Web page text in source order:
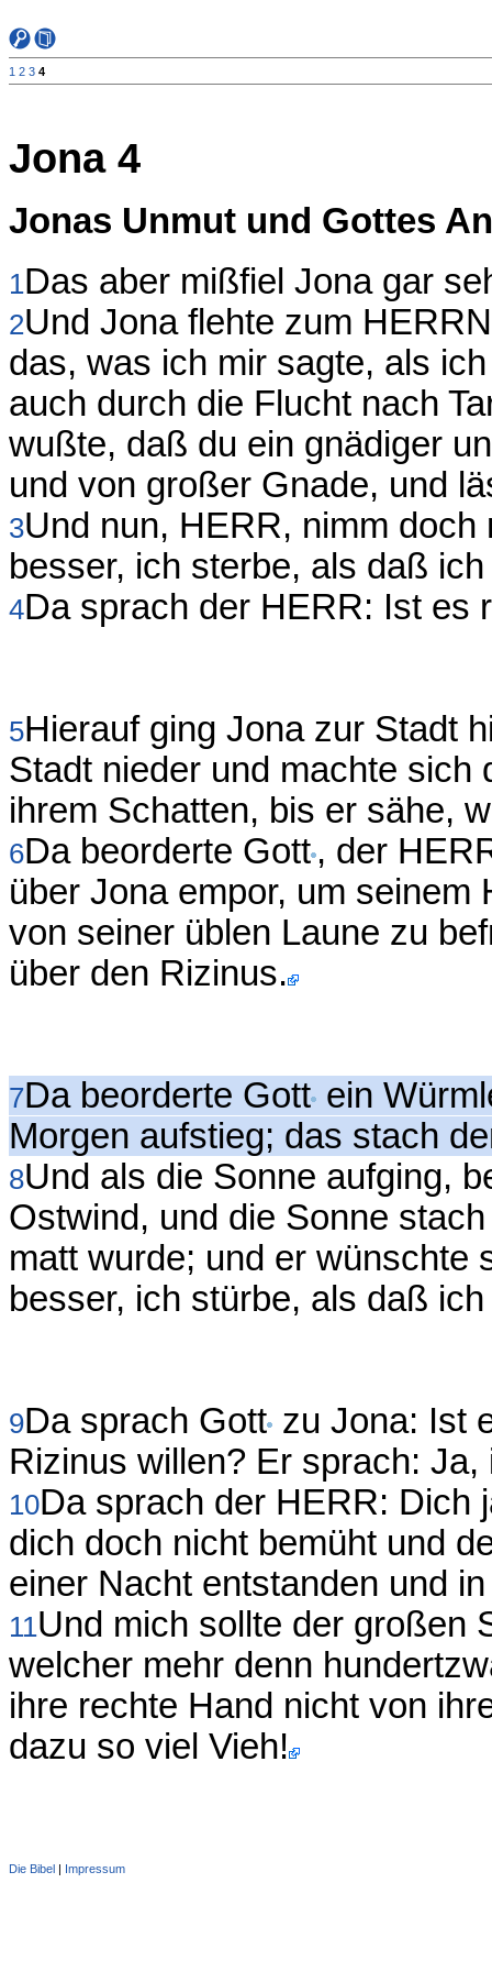
1 2 3 4
Jona 4
Jonas Unmut und Gottes
1Das aber mißfiel Jona gar
2Und Jona flehte zum
das, was ich mir sagte, als
auch durch die Flucht nach
wußte, daß du ein gnädiger
und von großer Gnade, und
3Und nun, HERR, nimm
besser, ich sterbe, als daß
4Da sprach der HERR: Ist es
5Hierauf ging Jona zur Stadt
Stadt nieder und machte
ihrem Schatten, bis er sähe,
6Da beorderte Gott , der
über Jona empor, um
von seiner üblen Laune zu
über den Rizinus.
7Da beorderte Gott ein
Morgen aufstieg; das stach
8Und als die Sonne aufging,
Ostwind, und die Sonne
matt wurde; und er wünschte
besser, ich stürbe, als daß
9Da sprach Gott zu Jona: Ist
Rizinus willen? Er sprach:
10Da sprach der HERR: Dich
dich doch nicht bemüht und
einer Nacht entstanden und
11Und mich sollte der großen
welcher mehr denn
ihre rechte Hand nicht von
dazu so viel Vieh!
Die Bibel | Impressum